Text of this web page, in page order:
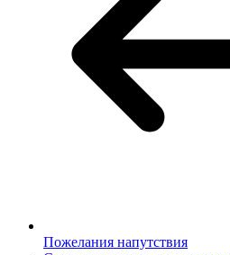
Пожелания напутствия